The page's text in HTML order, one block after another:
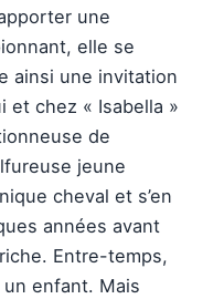
une
elle se
ainsi une invitation
et chez « Isabella »
de
jeune
cheval et s’en
années avant
Entre-temps,
enfant. Mais